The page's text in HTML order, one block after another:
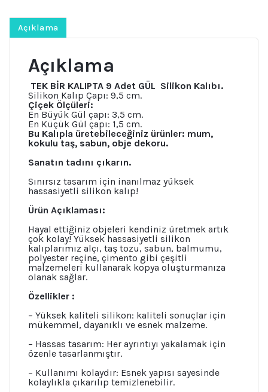
Taş
Sabun
Alçı
Kalıbı
adet
Açıklama
Açıklama
TEK BİR KALIPTA 9 Adet GÜL Silikon Kalıbı.
Silikon Kalıp Çapı: 9,5 cm.
Çiçek Ölçüleri:
En Büyük Gül çapı: 3,5 cm.
En Küçük Gül çapı: 1,5 cm.
Bu Kalıpla üretebileceğiniz ürünler: mum,
kokulu taş, sabun, obje dekoru.
Sanatın tadını çıkarın.
Sınırsız tasarım için inanılmaz yüksek
hassasiyetli silikon kalıp!
Ürün Açıklaması:
Hayal ettiğiniz objeleri kendiniz üretmek artık
çok kolay! Yüksek hassasiyetli silikon
kalıplarımız alçı, taş tozu, sabun, balmumu,
polyester reçine, çimento gibi çeşitli
malzemeleri kullanarak kopya oluşturmanıza
olanak sağlar.
Özellikler :
– Yüksek kaliteli silikon: kaliteli sonuçlar için
mükemmel, dayanıklı ve esnek malzeme.
– Hassas tasarım: Her ayrıntıyı yakalamak için
özenle tasarlanmıştır.
– Kullanımı kolaydır: Esnek yapısı sayesinde
kolaylıkla çıkarılıp temizlenebilir.